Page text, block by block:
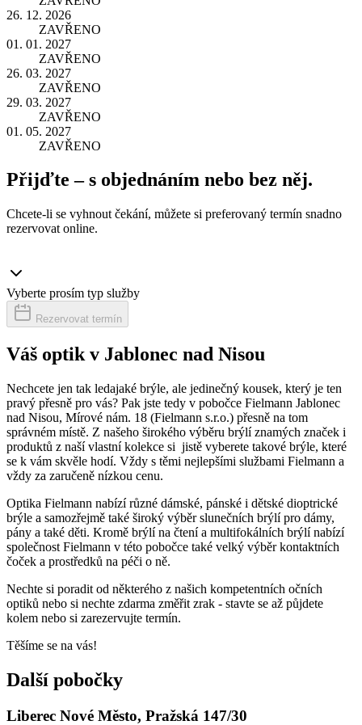
26. 12. 2026
ZAVŘENO
01. 01. 2027
ZAVŘENO
26. 03. 2027
ZAVŘENO
29. 03. 2027
ZAVŘENO
01. 05. 2027
ZAVŘENO
Přijďte – s objednáním nebo bez něj.
Chcete-li se vyhnout čekání, můžete si preferovaný termín snadno
rezervovat online.
Vyberte prosím typ služby
Rezervovat termín
Váš optik v Jablonec nad Nisou
Nechcete jen tak ledajaké brýle, ale jedinečný kousek, který je ten
pravý přesně pro vás? Pak jste tedy v pobočce Fielmann Jablonec
nad Nisou, Mírové nám. 18 (Fielmann s.r.o.) přesně na tom
správném místě. Z našeho širokého výběru brýlí znamých značek i
produktů z naší vlastní kolekce si jistě vyberete takové brýle, které
se k vám skvěle hodí. Vždy s těmi nejlepšími službami Fielmann a
vždy za zaručeně nízkou cenu.
Optika Fielmann nabízí různé dámské, pánské i dětské dioptrické
brýle a samozřejmě také široký výběr slunečních brýlí pro dámy,
pány a také děti. Kromě brýlí na čtení a multifokálních brýlí nabízí
společnost Fielmann v této pobočce také velký výběr kontaktních
čoček a prostředků na péči o ně.
Nechte si poradit od některého z našich kompetentních očních
optiků nebo si nechte zdarma změřit zrak - stavte se až půjdete
kolem nebo si zarezervujte termín.
Těšíme se na vás!
Další pobočky
Liberec Nové Město, Pražská 147/30